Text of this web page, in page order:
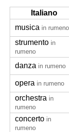
Italiano
musica in rumeno
strumento in
rumeno
danza in rumeno
opera in rumeno
orchestra in
rumeno
concerto in
rumeno